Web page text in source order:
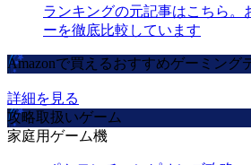
ランキングの元記事はこちら。
ーを徹底比較しています
Amazonで買えるおすすめゲーミング
詳細を見る
攻略取扱いゲーム
家庭用ゲーム機